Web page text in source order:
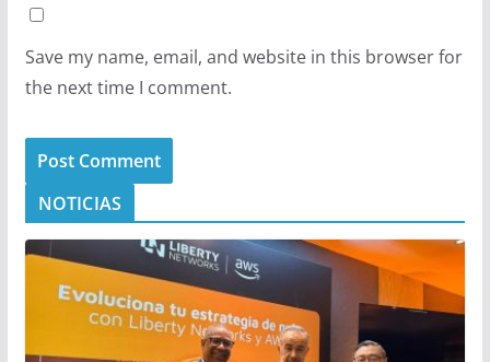
Save my name, email, and website in this browser for
the next time I comment.
NOTICIAS